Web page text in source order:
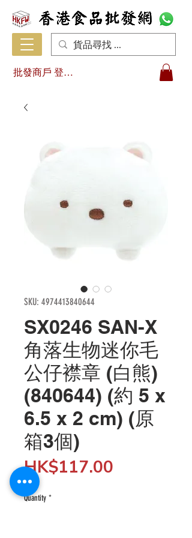
批發商戶 登入/註冊
SKU: 4974413840644
SX0246 SAN-X
角落生物迷你毛
公仔襟章 (白熊)
(840644) (約 5 x
6.5 x 2 cm) (原
箱3個)
HK$117.00
Quantity *